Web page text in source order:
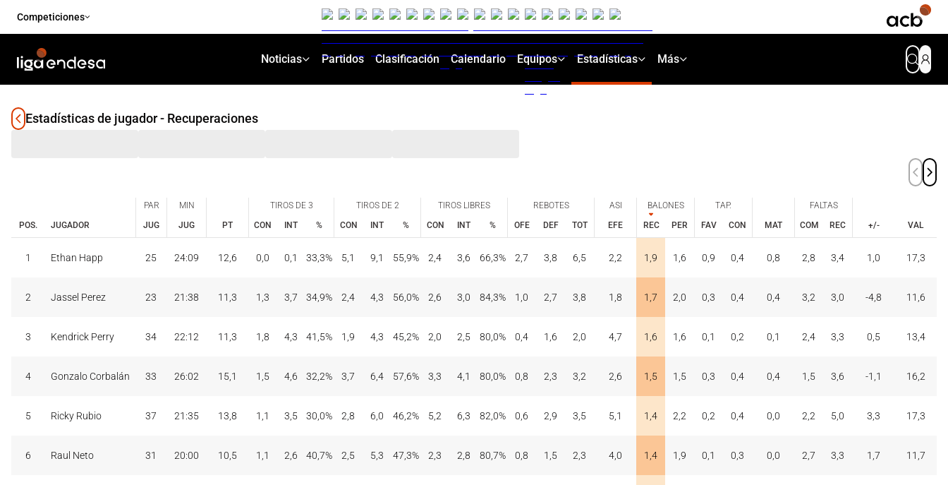
Competiciones
Noticias Partidos Clasificación Calendario Equipos Estadísticas Más
Estadísticas de jugador - Recuperaciones
POS. JUGADOR
PAR
MIN
PT
TIROS DE 3 TIROS DE 2 TIROS LIBRES REBOTES ASI BALONES
TAP.
MAT
FALTAS
+/-
VAL
JUG JUG CON INT % CON INT % CON INT % OFE DEF TOT EFE REC PER FAV CON COM REC
PT
MAT
+/-
VAL
1 Ethan Happ 25 24:09 12,6 0,0 0,1 33,3% 5,1 9,1 55,9% 2,4 3,6 66,3% 2,7 3,8 6,5 2,2 1,9 1,6 0,9 0,4 0,8 2,8 3,4 1,0 17,3
2 Jassel Perez 23 21:38 11,3 1,3 3,7 34,9% 2,4 4,3 56,0% 2,6 3,0 84,3% 1,0 2,7 3,8 1,8 1,7 2,0 0,3 0,4 0,4 3,2 3,0 -4,8 11,6
3 Kendrick Perry 34 22:12 11,3 1,8 4,3 41,5% 1,9 4,3 45,2% 2,0 2,5 80,0% 0,4 1,6 2,0 4,7 1,6 1,6 0,1 0,2 0,1 2,4 3,3 0,5 13,4
4 Gonzalo Corbalán 33 26:02 15,1 1,5 4,6 32,2% 3,7 6,4 57,6% 3,3 4,1 80,0% 0,8 2,3 3,2 2,6 1,5 1,5 0,3 0,4 0,4 1,5 3,6 -1,1 16,2
5 Ricky Rubio 37 21:35 13,8 1,1 3,5 30,0% 2,8 6,0 46,2% 5,2 6,3 82,0% 0,6 2,9 3,5 5,1 1,4 2,2 0,2 0,4 0,0 2,2 5,0 3,3 17,3
6 Raul Neto 31 20:00 10,5 1,1 2,6 40,7% 2,5 5,3 47,3% 2,3 2,8 80,7% 0,8 1,5 2,3 4,0 1,4 1,9 0,1 0,3 0,0 2,7 3,3 1,7 11,7